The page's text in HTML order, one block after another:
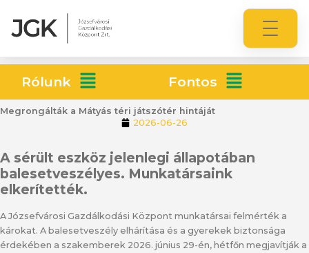
Rólunk Fontos
Megrongálták a Mátyás téri játszótér hintáját
2026-06-26
A sérült eszköz jelenlegi állapotában
balesetveszélyes. Munkatársaink
elkerítették.
A Józsefvárosi Gazdálkodási Központ munkatársai felmérték a
károkat. A balesetveszély elhárítása és a gyerekek biztonsága
érdekében a szakemberek 2026. június 29-én, hétfőn megjavítják a